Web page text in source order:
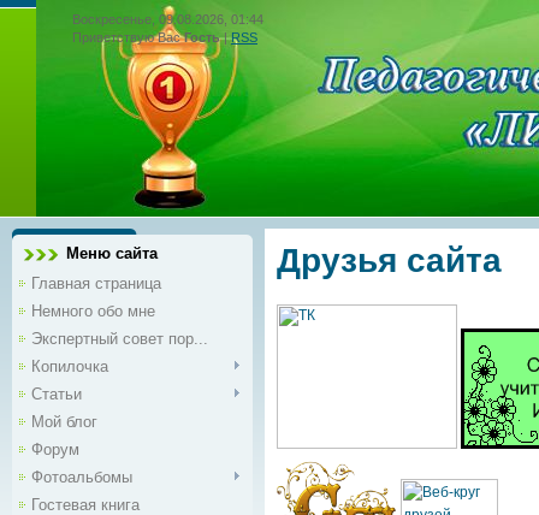
Воскресенье, 09.08.2026, 01:44
Приветствую Вас Гость|RSS
Меню сайта
Главная страница
Немного обо мне
Экспертный совет пор...
Копилочка
Статьи
Мой блог
Форум
Фотоальбомы
Гостевая книга
Друзья сайта